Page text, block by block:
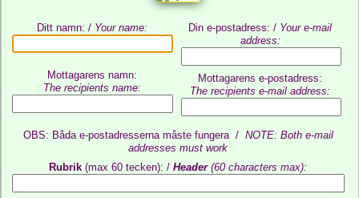
Ditt namn: / Your name:
Mottagarens namn:
The recipients name:
Din e-postadress: / Your e-mail
address:
Mottagarens e-postadress:
The recipients e-mail address:
OBS: Båda e-postadresserna måste fungera / NOTE: Both e-mail
addresses must work
Rubrik (max 60 tecken): / Header(60 characters max):